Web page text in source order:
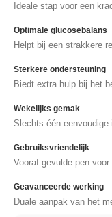
Ideale stap voor een
Optimale glucosebalans
Helpt bij een strakkere
Sterkere ondersteuning
Biedt extra hulp bij het
Wekelijks gemak
Slechts één
Gebruiksvriendelijk
Vooraf gevulde pen
Geavanceerde werking
Duale aanpak van het